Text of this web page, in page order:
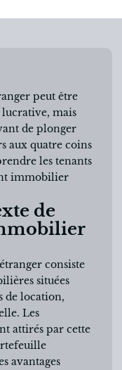
peut être
lucrative, mais
de plonger
aux quatre coins
les tenants
immobilier
de
consiste
situées
de location,
Les
attirés par cette
avantages